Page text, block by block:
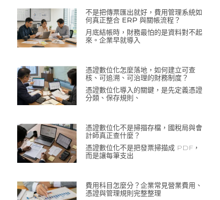
不是把傳票匯出就好，費用管理系統如
何真正整合 ERP 與關帳流程？
月底結帳時，財務最怕的是資料對不起
來。企業早就導入
憑證數位化怎麼落地，如何建立可查
核、可追溯、可治理的財務制度？
憑證數位化導入的關鍵，是先定義憑證
分類、保存規則、
憑證數位化不是掃描存檔，國稅局與會
計師真正查什麼？
憑證數位化不是把發票掃描成 PDF，
而是讓每筆支出
費用科目怎麼分？企業常見營業費用、
憑證與管理規則完整整理